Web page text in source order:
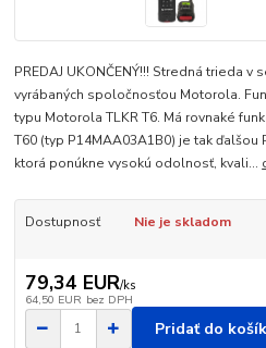
PREDAJ UKONČENÝ!!! Stredná trieda
vyrábaných spoločnosťou Motorola.
typu Motorola TLKR T6. Má rovnaké
T60 (typ P14MAA03A1B0) je tak
ktorá ponúkne vysokú odolnosť, kvali...
Dostupnosť Nie je skladom
79,34 EUR/ks
64,50 EUR bez DPH
Pridať do